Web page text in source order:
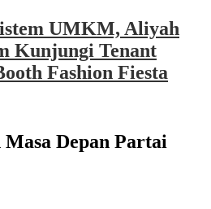
UMKM, Aliyah
Kunjungi Tenant
Fashion Fiesta
Depan Partai